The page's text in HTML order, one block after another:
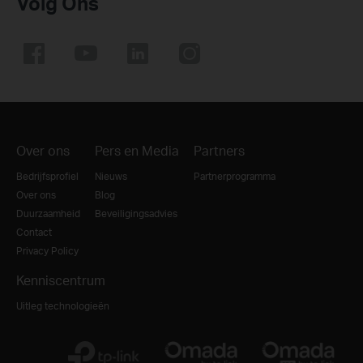
Over ons
Bedrijfsprofiel
Over ons
Duurzaamheid
Contact
Privacy Policy
Pers en Media
Nieuws
Blog
Beveiligingsadvies
Partners
Partnerprogramma
Kenniscentrum
Uitleg technologieën